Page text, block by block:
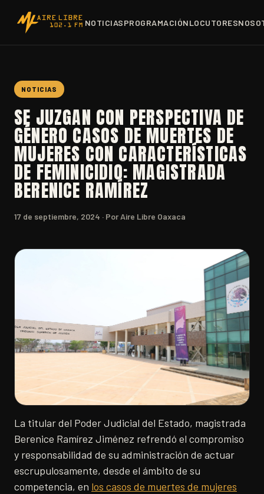
NOTICIASPROGRAMACIÓNLOCUTORES
NOTICIAS
SE JUZGAN CON PERSPECTIVA DE
GÉNERO CASOS DE MUERTES DE
MUJERES CON CARACTERÍSTICAS
DE FEMINICIDIO: MAGISTRADA
BERENICE RAMÍREZ
17 de septiembre, 2024 · Por Aire Libre Oaxaca
La titular del Poder Judicial del Estado, magistrada
Berenice Ramírez Jiménez refrendó el compromiso
y responsabilidad de su administración de actuar
escrupulosamente, desde el ámbito de su
competencia, en los casos de muertes de mujeres